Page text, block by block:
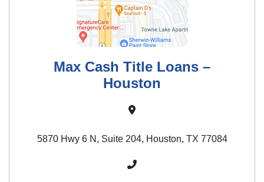
Max Cash Title Loans –
Houston
5870 Hwy 6 N, Suite 204, Houston, TX 77084